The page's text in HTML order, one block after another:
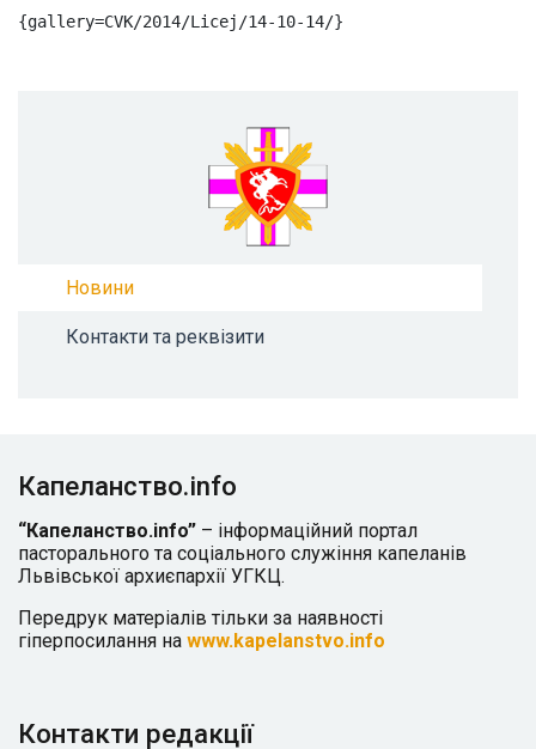
{gallery=CVK/2014/Licej/14-10-14/}
Новини
Контакти та реквізити
Капеланство.info
“Капеланство.info” – інформаційний портал
пасторального та соціального служіння капеланів
Львівської архиєпархії УГКЦ.
Передрук матеріалів тільки за наявності
гіперпосилання на www.kapelanstvo.info
Контакти редакції